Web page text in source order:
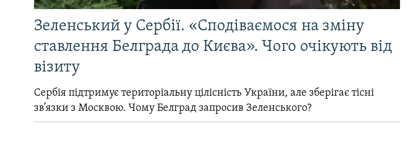
Зеленський у Сербії. «Сподіваємося на зміну
ставлення Белграда до Києва». Чого очікують від
візиту
Сербія підтримує територіальну цілісність України, але зберігає тісні
зв’язки з Москвою. Чому Белград запросив Зеленського?